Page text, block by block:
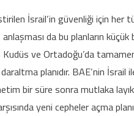
İsrail’in güvenliği için
da bu planların
Kudüs ve Ortadoğu’da
planıdır. BAE’nin
bir süre sonra mutlaka
yeni cepheler açma